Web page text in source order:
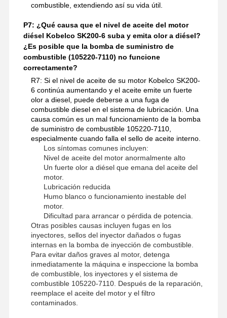
combustible, extendiendo así su vida útil.
P7: ¿Qué causa que el nivel de aceite del motor
diésel Kobelco SK200-6 suba y emita olor a diésel?
¿Es posible que la bomba de suministro de
combustible (105220-7110) no funcione
correctamente?
R7: Si el nivel de aceite de su motor Kobelco SK200-
6 continúa aumentando y el aceite emite un fuerte
olor a diesel, puede deberse a una fuga de
combustible diesel en el sistema de lubricación. Una
causa común es un mal funcionamiento de la bomba
de suministro de combustible 105220-7110,
especialmente cuando falla el sello de aceite interno.
Los síntomas comunes incluyen:
Nivel de aceite del motor anormalmente alto
Un fuerte olor a diésel que emana del aceite del
motor.
Lubricación reducida
Humo blanco o funcionamiento inestable del
motor.
Dificultad para arrancar o pérdida de potencia.
Otras posibles causas incluyen fugas en los
inyectores, sellos del inyector dañados o fugas
internas en la bomba de inyección de combustible.
Para evitar daños graves al motor, detenga
inmediatamente la máquina e inspeccione la bomba
de combustible, los inyectores y el sistema de
combustible 105220-7110. Después de la reparación,
reemplace el aceite del motor y el filtro
contaminados.